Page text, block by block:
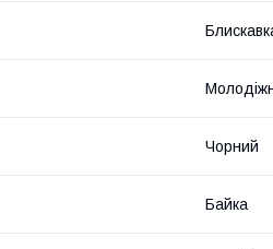
Чорний
Байка